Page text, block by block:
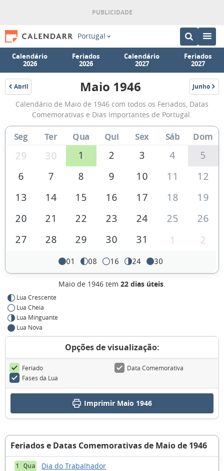
Portugal
Calendário
2026
Feriados
2026
Calendário
2027
Feriados
2027
Abril
1946
Calendário
de
Maio
de
1946
Maio 1946 Junho
1946
Calendário de Maio de 1946 com todos os Feriados, Datas
Comemorativas e Dias Importantes de Portugal.
Seg Ter Qua Qui Sex Sáb Dom
29 30 1 2 3 4
5
6
7 8 9 10 11
12
13
14 15 16 17 18
19
20
21 22 23 24 25
26
27
28 29 30 31 1 2
01 08 16 24 30
Maio de 1946 tem 22 dias úteis.
Lua Crescente
Lua Cheia
Lua Minguante
Lua Nova
Opções de visualização:
Feriado
Data Comemorativa
Fases da Lua
Imprimir Maio 1946
Feriados e Datas Comemorativas de Maio de 1946
1 Qua Dia do Trabalhador